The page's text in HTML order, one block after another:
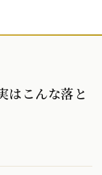
はこんな落と